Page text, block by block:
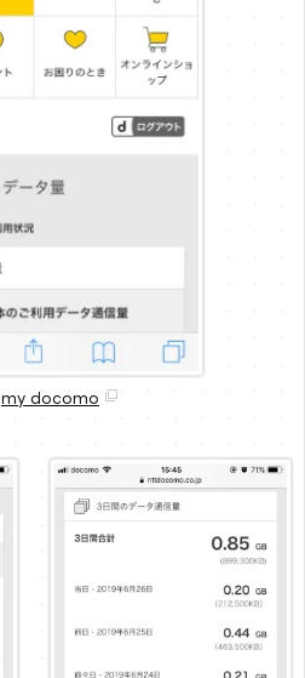
my docomo